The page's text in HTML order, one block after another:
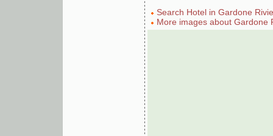
Search Hotel in Gardone
More images about Gardone